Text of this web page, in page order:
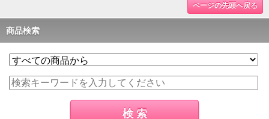
ページの先頭へ戻る
商品検索